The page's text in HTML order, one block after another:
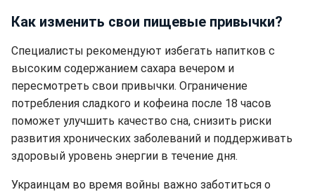
Как изменить свои пищевые привычки?
Специалисты рекомендуют избегать напитков с
высоким содержанием сахара вечером и
пересмотреть свои привычки. Ограничение
потребления сладкого и кофеина после 18 часов
поможет улучшить качество сна, снизить риски
развития хронических заболеваний и поддерживать
здоровый уровень энергии в течение дня.
Украинцам во время войны важно заботиться о